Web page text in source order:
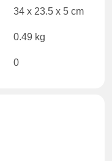
34 x 23.5 x 5 cm
0.49 kg
0